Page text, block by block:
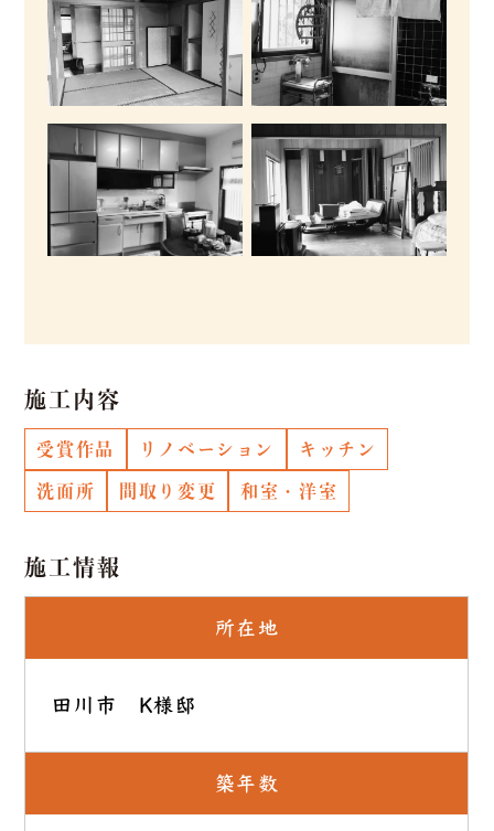
施工内容
受賞作品 リノベーション キッチン
洗面所 間取り変更 和室・洋室
施工情報
所在地
田川市 K様邸
築年数